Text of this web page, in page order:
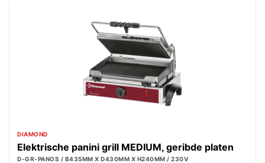
DIAMOND
Elektrische panini grill MEDIUM, geribde platen
D-GR-PANOS / B435MM X D430MM X H240MM / 230V